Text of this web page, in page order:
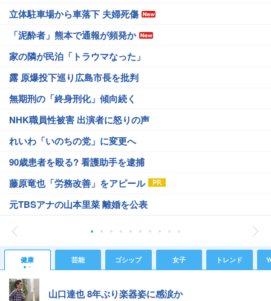
立体駐車場から車落下 夫婦死傷
「泥酔者」熊本で通報が頻発か
家の隣が民泊「トラウマなった」
露 原爆投下巡り広島市長を批判
無期刑の「終身刑化」傾向続く
NHK職員性被害 出演者に怒りの声
れいわ「いのちの党」に変更へ
90歳患者を殴る? 看護助手を逮捕
藤原竜也「労務改善」をアピール
元TBSアナの山本里菜 離婚を公表
健康 芸能 ゴシップ 女子 トレンド
山口達也 8年ぶり楽器姿に感涙か